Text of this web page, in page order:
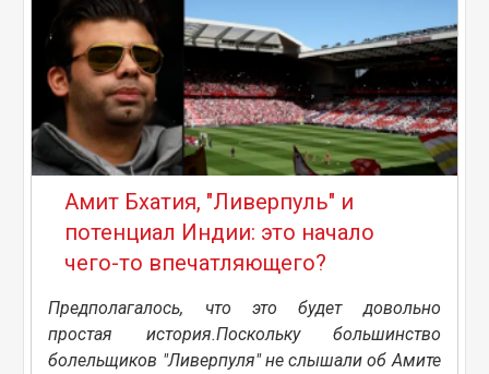
Амит Бхатия, "Ливерпуль" и
потенциал Индии: это начало
чего-то впечатляющего?
Предполагалось, что это будет довольно
простая история.Поскольку большинство
болельщиков "Ливерпуля" не слышали об Амите